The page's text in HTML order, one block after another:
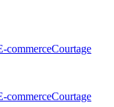
commerceCourtage
commerceCourtage